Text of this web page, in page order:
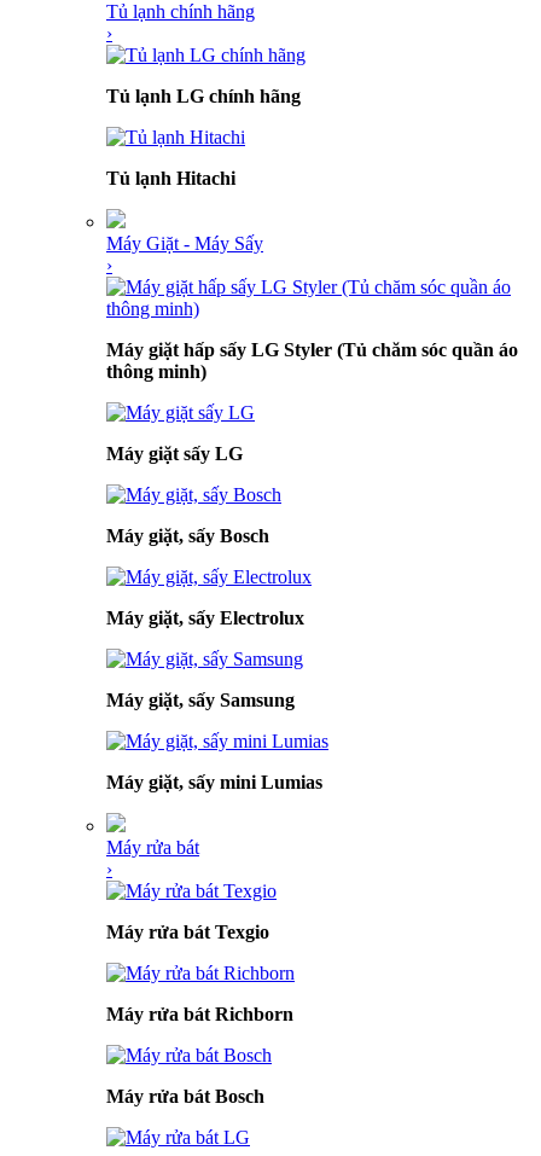
Tủ lạnh chính hãng
›
Tủ lạnh LG chính hãng
Tủ lạnh Hitachi
Máy Giặt - Máy Sấy
›
Máy giặt hấp sấy LG Styler (Tủ chăm sóc quần áo
thông minh)
Máy giặt sấy LG
Máy giặt, sấy Bosch
Máy giặt, sấy Electrolux
Máy giặt, sấy Samsung
Máy giặt, sấy mini Lumias
Máy rửa bát
›
Máy rửa bát Texgio
Máy rửa bát Richborn
Máy rửa bát Bosch